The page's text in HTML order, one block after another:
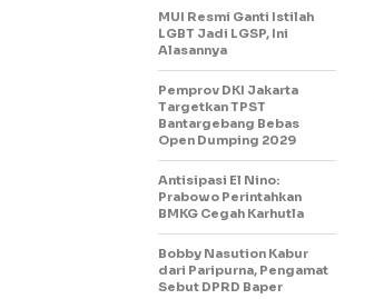
MUI Resmi Ganti Istilah
LGBT Jadi LGSP, Ini
Alasannya
Pemprov DKI Jakarta
Targetkan TPST
Bantargebang Bebas
Open Dumping 2029
Antisipasi El Nino:
Prabowo Perintahkan
BMKG Cegah Karhutla
Bobby Nasution Kabur
dari Paripurna, Pengamat
Sebut DPRD Baper